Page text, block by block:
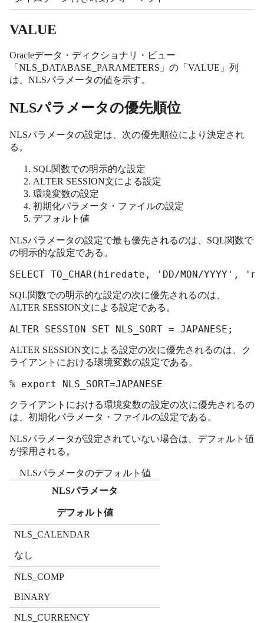
VALUE
Oracleデータ・ディクショナリ・ビュー
「NLS_DATABASE_PARAMETERS」の「VALUE」列
は、NLSパラメータの値を示す。
NLSパラメータの優先順位
NLSパラメータの設定は、次の優先順位により決定され
る。
SQL関数での明示的な設定
ALTER SESSION文による設定
環境変数の設定
初期化パラメータ・ファイルの設定
デフォルト値
NLSパラメータの設定で最も優先されるのは、SQL関数で
の明示的な設定である。
SELECT TO_CHAR(hiredate, 'DD/MON/YYYY',
SQL関数での明示的な設定の次に優先されるのは、
ALTER SESSION文による設定である。
ALTER SESSION SET NLS_SORT = JAPANESE;
ALTER SESSION文による設定の次に優先されるのは、ク
ライアントにおける環境変数の設定である。
% export NLS_SORT=JAPANESE
クライアントにおける環境変数の設定の次に優先されるの
は、初期化パラメータ・ファイルの設定である。
NLSパラメータが設定されていない場合は、デフォルト値
が採用される。
NLSパラメータのデフォルト値
NLSパラメータ
デフォルト値
NLS_CALENDAR
なし
NLS_COMP
BINARY
NLS_CURRENCY